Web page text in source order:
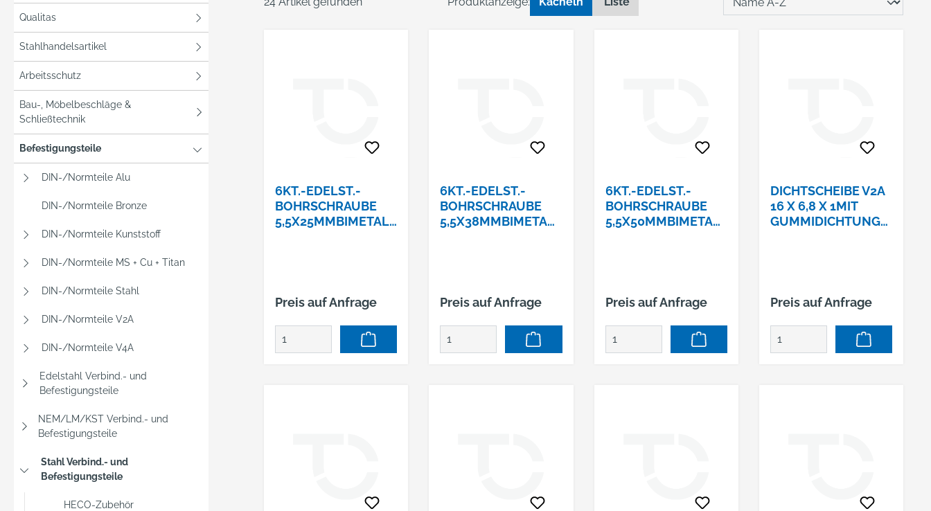
Qualitas
Stahlhandelsartikel
Arbeitsschutz
Bau-, Möbelbeschläge &
Schließtechnik
Befestigungsteile
DIN-/Normteile Alu
DIN-/Normteile Bronze
DIN-/Normteile Kunststoff
DIN-/Normteile MS + Cu + Titan
DIN-/Normteile Stahl
DIN-/Normteile V2A
DIN-/Normteile V4A
Edelstahl Verbind.- und
Befestigungsteile
NEM/LM/KST Verbind.- und
Befestigungsteile
Stahl Verbind.- und
Befestigungsteile
HECO-Zubehör
6KT.-EDELST.-
BOHRSCHRAUBE
5,5X25MMBIMETALL
Preis auf Anfrage
6KT.-EDELST.-
BOHRSCHRAUBE
5,5X38MMBIMETAL
Preis auf Anfrage
6KT.-EDELST.-
BOHRSCHRAUBE
5,5X50MMBIMETAL
Preis auf Anfrage
DICHTSCHEIBE V2A
16 X 6,8 X 1MIT
GUMMIDICHTUNGS
Preis auf Anfrage